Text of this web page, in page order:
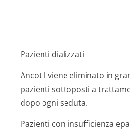
Pazienti dializzati
Ancotil viene eliminato in
pazienti sottoposti a
dopo ogni seduta.
Pazienti con insufficienza